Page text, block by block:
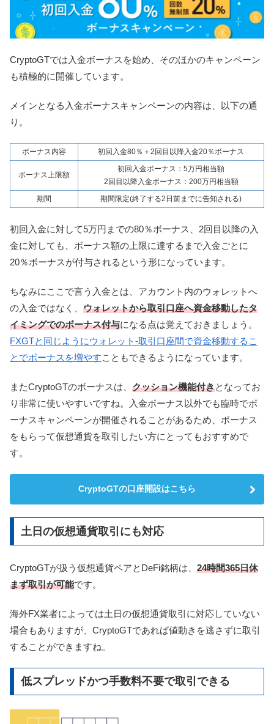
CryptoGTでは入金ボーナスを始め、そのほかのキャンペーン
も積極的に開催しています。
メインとなる入金ボーナスキャンペーンの内容は、以下の通
り。
ボーナス内容 初回入金80％＋2回目以降入金20％ボーナス
ボーナス上限額
初回入金ボーナス：5万円相当額
2回目以降入金ボーナス：200万円相当額
期間
期間限定(終了する2日前までに告知される)
初回入金に対して5万円までの80％ボーナス、2回目以降の入
金に対しても、ボーナス額の上限に達するまで入金ごとに
20％ボーナスが付与されるという形になっています。
ちなみにここで言う入金とは、アカウント内のウォレットへ
の入金ではなく、 ウォレットから取引口座へ資金移動したタ
イミングでのボーナス付与になる点は覚えておきましょう。
FXGTと同じようにウォレット-取引口座間で資金移動するこ
とでボーナスを増やすこともできるようになっています。
またCryptoGTのボーナスは、 クッション機能付きとなってお
り非常に使いやすいですね。入金ボーナス以外でも臨時でボ
ーナスキャンペーンが開催されることがあるため、ボーナス
をもらって仮想通貨を取引したい方にとってもおすすめで
す。
CryptoGTの口座開設はこちら
土日の仮想通貨取引にも対応
CryptoGTが扱う仮想通貨ペアとDeFi銘柄は、 24時間365日休
まず取引が可能です。
海外FX業者によっては土日の仮想通貨取引に対応していない
場合もありますが、CryptoGTであれば値動きを逃さずに取引
することができますね。
低スプレッドかつ手数料不要で取引できる